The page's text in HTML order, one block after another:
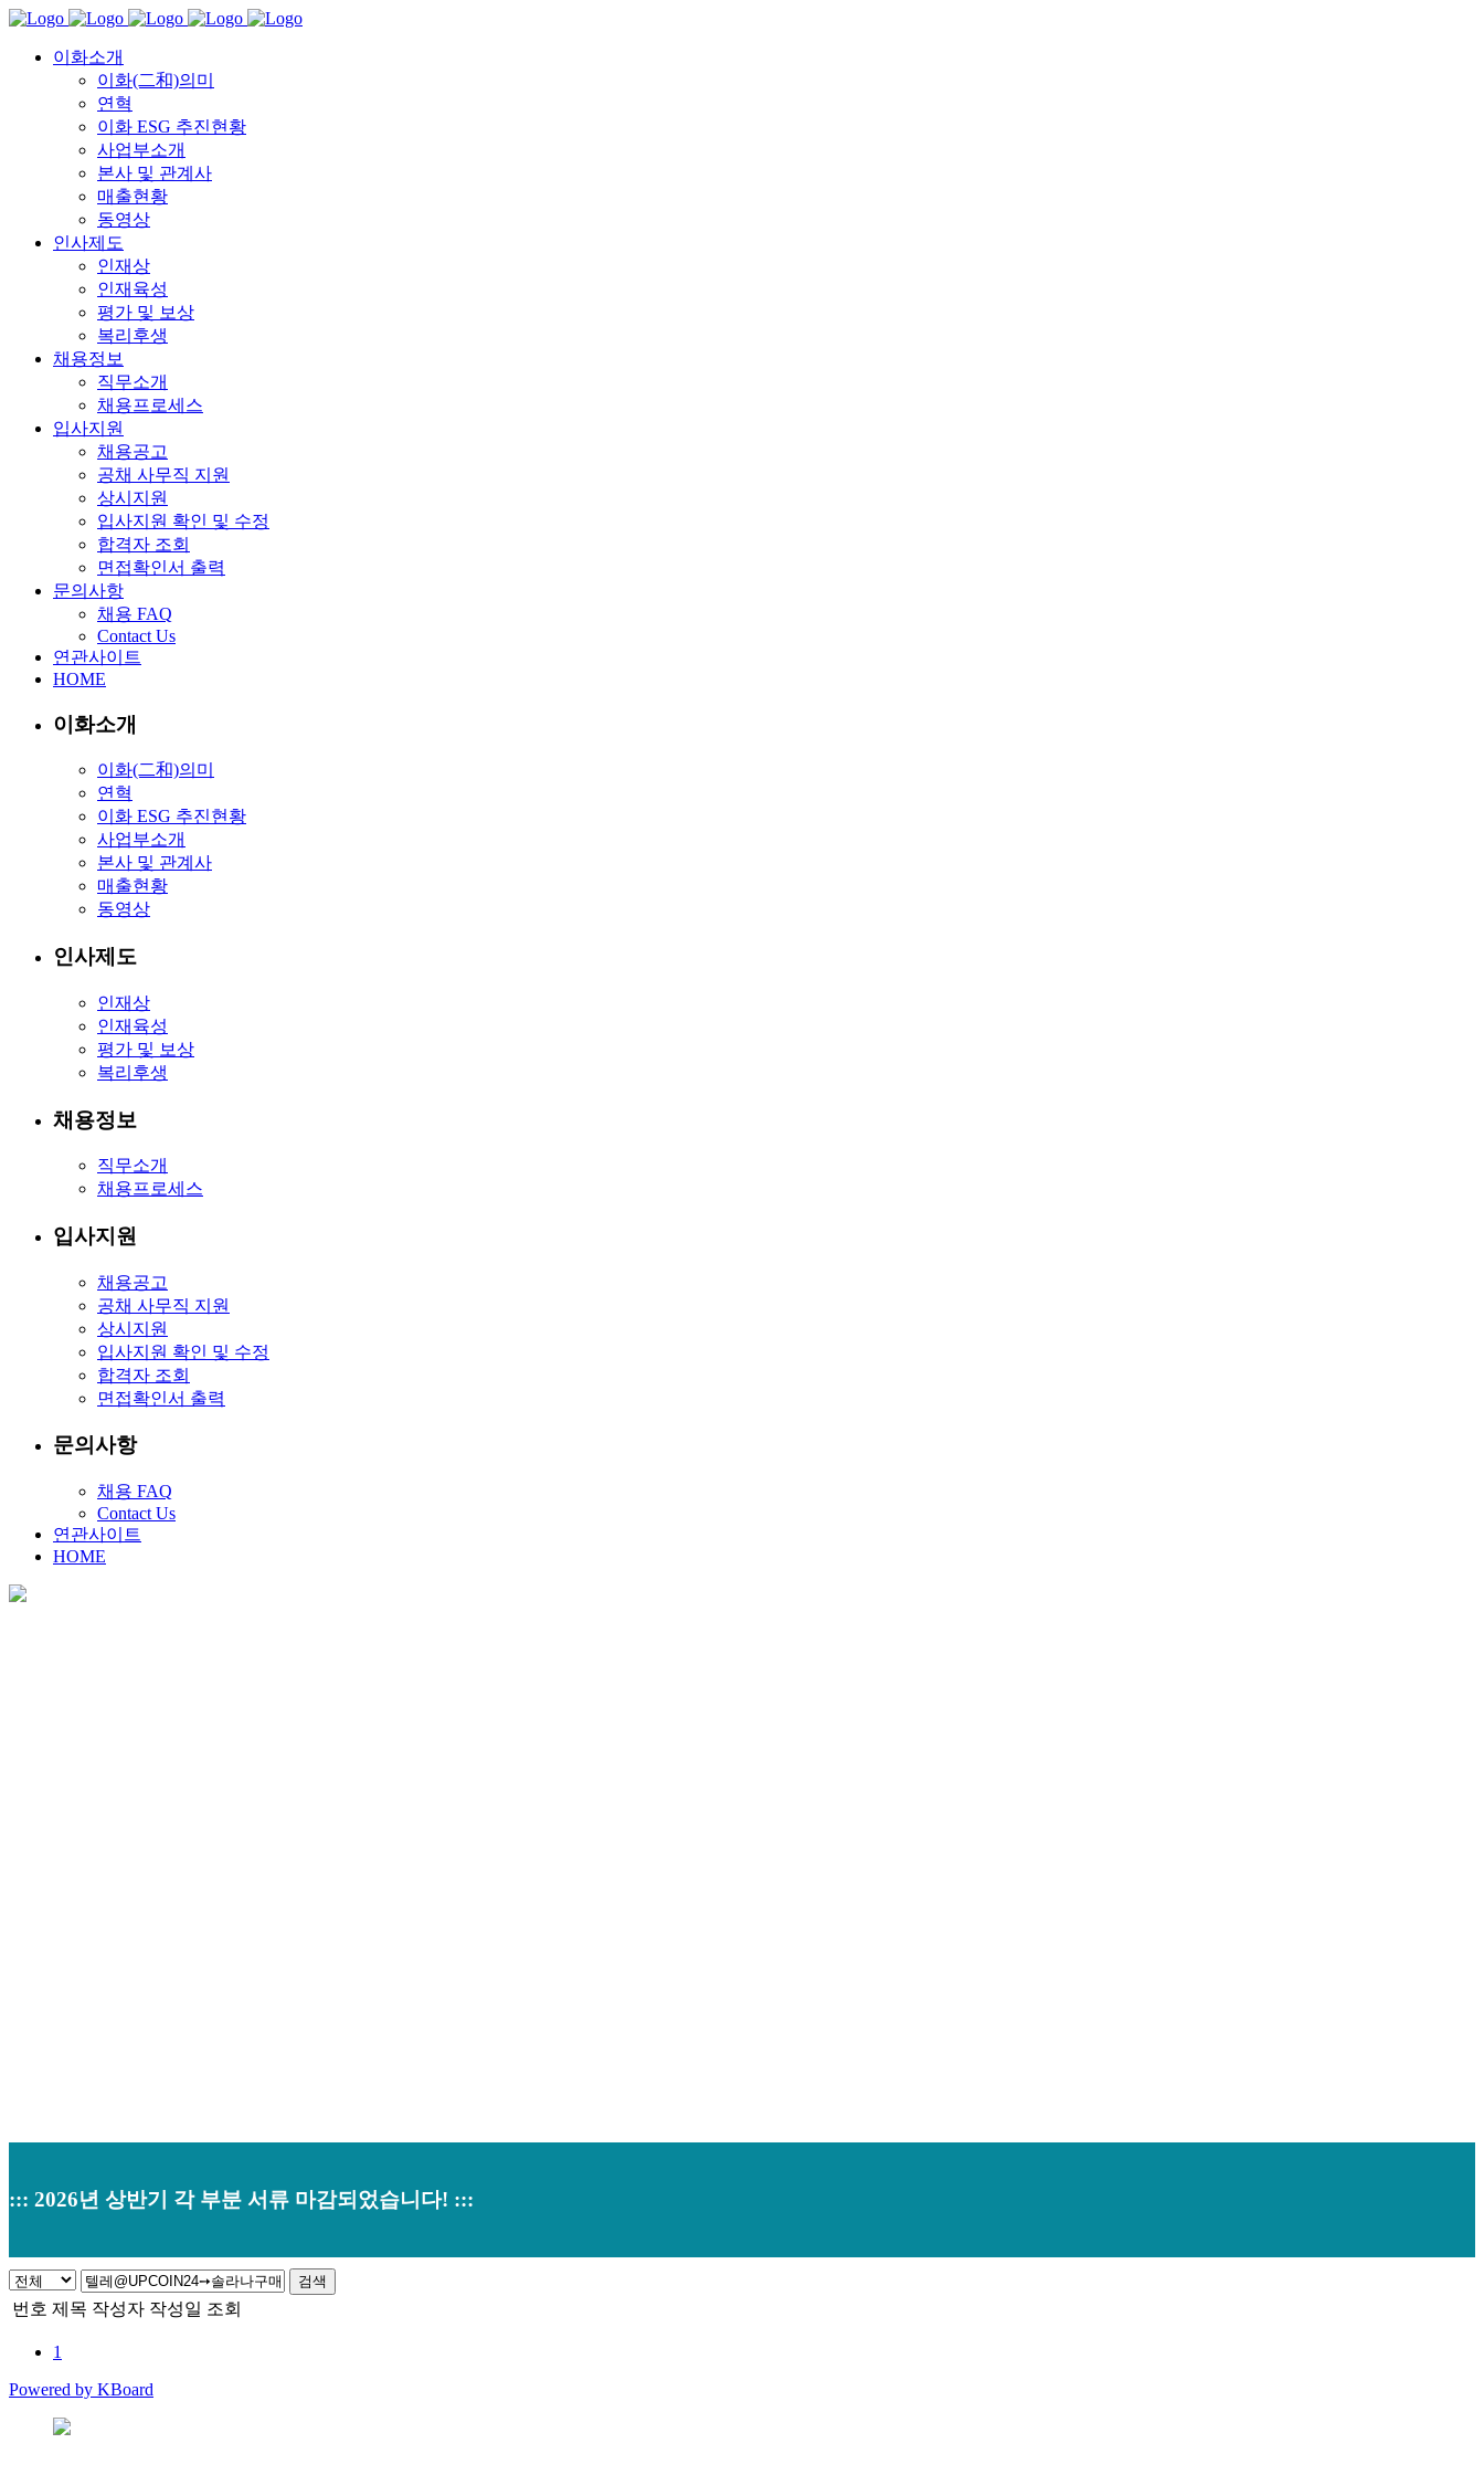
이화소개
이화(二和)의미
연혁
이화 ESG 추진현황
사업부소개
본사 및 관계사
매출현황
동영상
인사제도
인재상
인재육성
평가 및 보상
복리후생
채용정보
직무소개
채용프로세스
입사지원
채용공고
공채 사무직 지원
상시지원
입사지원 확인 및 수정
합격자 조회
면접확인서 출력
문의사항
채용 FAQ
Contact Us
연관사이트
HOME
이화소개
이화(二和)의미
연혁
이화 ESG 추진현황
사업부소개
본사 및 관계사
매출현황
동영상
인사제도
인재상
인재육성
평가 및 보상
복리후생
채용정보
직무소개
채용프로세스
입사지원
채용공고
공채 사무직 지원
상시지원
입사지원 확인 및 수정
합격자 조회
면접확인서 출력
문의사항
채용 FAQ
Contact Us
연관사이트
HOME
::: 2026년 상반기 각 부분 서류 마감되었습니다! :::
검색
번호 제목 작성자 작성일 조회
1
Powered by KBoard